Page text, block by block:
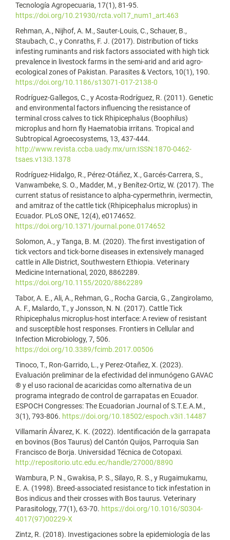
Tecnología Agropecuaria, 17(1), 81-95.
https://doi.org/10.21930/rcta.vol17_num1_art:463
Rehman, A., Nijhof, A. M., Sauter-Louis, C., Schauer, B.,
Staubach, C., y Conraths, F. J. (2017). Distribution of ticks
infesting ruminants and risk factors associated with high tick
prevalence in livestock farms in the semi-arid and arid agro-
ecological zones of Pakistan. Parasites & Vectors, 10(1), 190.
https://doi.org/10.1186/s13071-017-2138-0
Rodríguez-Gallegos, C., y Acosta-Rodríguez, R. (2011). Genetic
and environmental factors influencing the resistance of
terminal cross calves to tick Rhipicephalus (Boophilus)
microplus and horn fly Haematobia irritans. Tropical and
Subtropical Agroecosystems, 13, 437-444.
http://www.revista.ccba.uady.mx/urn:ISSN:1870-0462-
tsaes.v13i3.1378
Rodríguez-Hidalgo, R., Pérez-Otáñez, X., Garcés-Carrera, S.,
Vanwambeke, S. O., Madder, M., y Benítez-Ortiz, W. (2017). The
current status of resistance to alpha-cypermethrin, ivermectin,
and amitraz of the cattle tick (Rhipicephalus microplus) in
Ecuador. PLoS ONE, 12(4), e0174652.
https://doi.org/10.1371/journal.pone.0174652
Solomon, A., y Tanga, B. M. (2020). The first investigation of
tick vectors and tick-borne diseases in extensively managed
cattle in Alle District, Southwestern Ethiopia. Veterinary
Medicine International, 2020, 8862289.
https://doi.org/10.1155/2020/8862289
Tabor, A. E., Ali, A., Rehman, G., Rocha Garcia, G., Zangirolamo,
A. F., Malardo, T., y Jonsson, N. N. (2017). Cattle Tick
Rhipicephalus microplus-host interface: A review of resistant
and susceptible host responses. Frontiers in Cellular and
Infection Microbiology, 7, 506.
https://doi.org/10.3389/fcimb.2017.00506
Tinoco, T., Ron-Garrido, L., y Perez-Otañez, X. (2023).
Evaluación preliminar de la efectividad del inmunógeno GAVAC
® y el uso racional de acaricidas como alternativa de un
programa integrado de control de garrapatas en Ecuador.
ESPOCH Congresses: The Ecuadorian Journal of S.T.E.A.M.,
3(1), 793-806. https://doi.org/10.18502/espoch.v3i1.14487
Villamarín Álvarez, K. K. (2022). Identificación de la garrapata
en bovinos (Bos Taurus) del Cantón Quijos, Parroquia San
Francisco de Borja. Universidad Técnica de Cotopaxi.
http://repositorio.utc.edu.ec/handle/27000/8890
Wambura, P. N., Gwakisa, P. S., Silayo, R. S., y Rugaimukamu,
E. A. (1998). Breed-associated resistance to tick infestation in
Bos indicus and their crosses with Bos taurus. Veterinary
Parasitology, 77(1), 63-70. https://doi.org/10.1016/S0304-
4017(97)00229-X
Zintz, R. (2018). Investigaciones sobre la epidemiología de las